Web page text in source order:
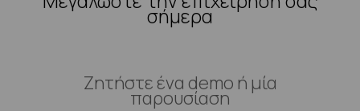
σήμερα
Ζητήστε ένα demo ή μία
παρουσίαση